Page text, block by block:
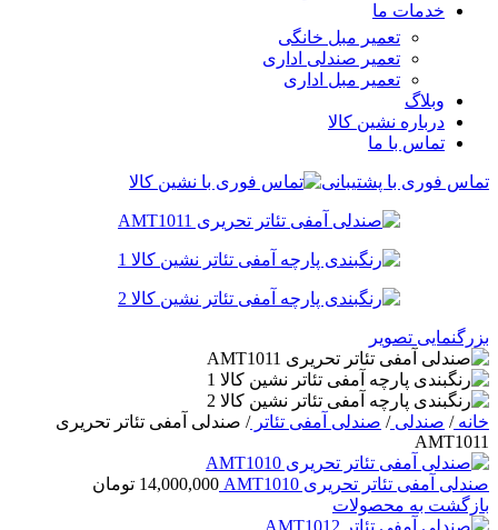
خدمات ما
تعمیر مبل خانگی
تعمیر صندلی اداری
تعمیر مبل اداری
وبلاگ
درباره نشین کالا
تماس با ما
تماس فوری با پشتیبانی
بزرگنمایی تصویر
خانه/ صندلی/ صندلی آمفی تئاتر/ صندلی آمفی تئاتر تحریری
AMT1011
صندلی آمفی تئاتر تحریری AMT1010 14,000,000 تومان
بازگشت به محصولات